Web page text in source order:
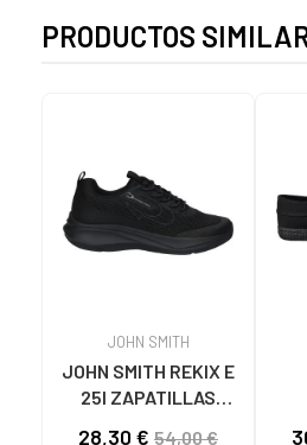
PRODUCTOS
JOHN SMITH
JOHN SMITH REKIX E
25I ZAPATILLAS
28,30 € 54,00 €